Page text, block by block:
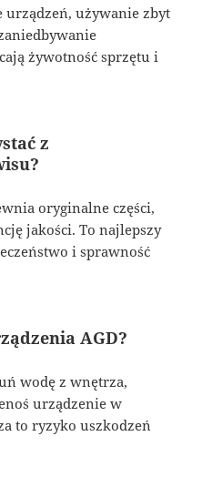
urządzeń, używanie zbyt
żywotność sprzętu i
z
oryginalne części,
jakości. To najlepszy
i sprawność
AGD?
wodę z wnętrza,
urządzenie w
to ryzyko uszkodzeń